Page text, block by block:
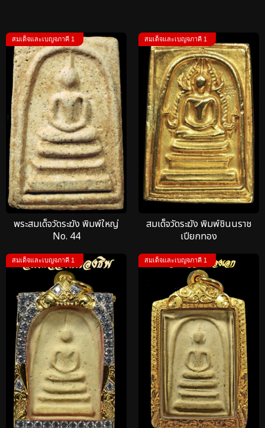
สมเด็จและเบญจภาคี 1
พระสมเด็จวัดระฆัง พิมพ์ใหญ่
No. 44
สมเด็จและเบญจภาคี 1
สมเด็จวัดระฆัง พิมพ์ชินนราช
เปียกทอง
สมเด็จและเบญจภาคี 1 สมเด็จและเบญจภาคี 1